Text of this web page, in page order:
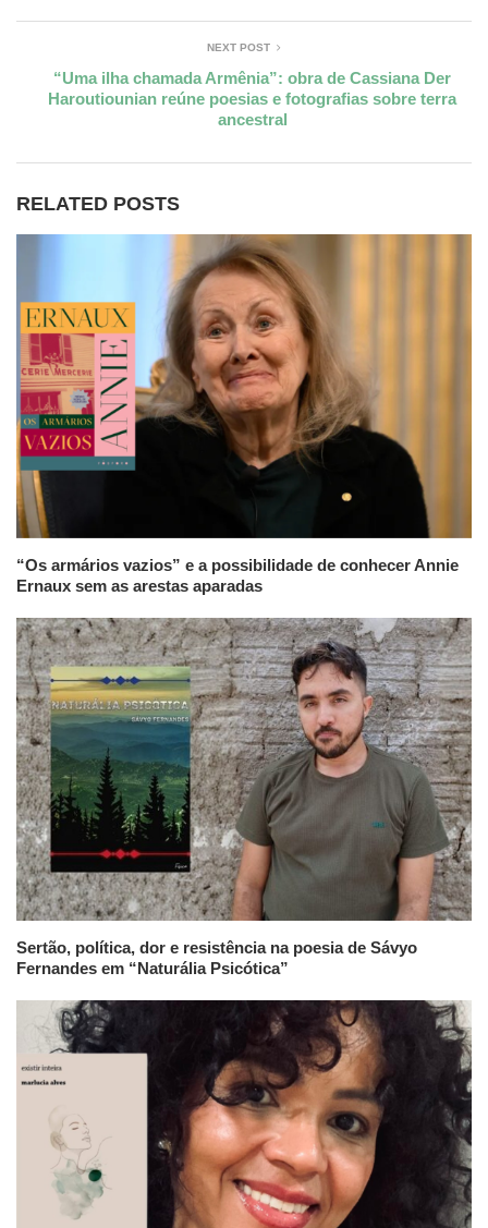
NEXT POST
“Uma ilha chamada Armênia”: obra de Cassiana Der
Haroutiounian reúne poesias e fotografias sobre terra
ancestral
RELATED POSTS
“Os armários vazios” e a possibilidade de conhecer Annie
Ernaux sem as arestas aparadas
Sertão, política, dor e resistência na poesia de Sávyo
Fernandes em “Naturália Psicótica”